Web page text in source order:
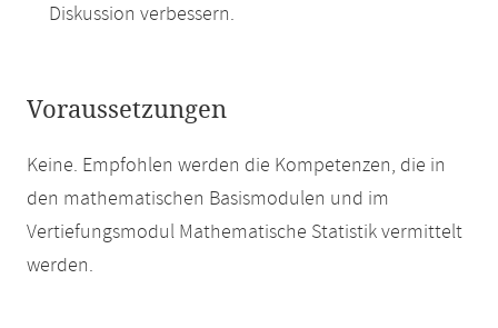
Diskussion verbessern.
Voraussetzungen
Keine. Empfohlen werden die Kompetenzen, die in
den mathematischen Basismodulen und im
Vertiefungsmodul Mathematische Statistik vermittelt
werden.